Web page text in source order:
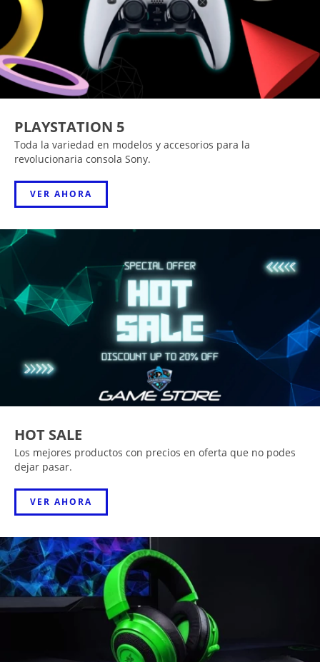
PLAYSTATION 5
Toda la variedad en modelos y accesorios para la
revolucionaria consola Sony.
VER AHORA
HOT SALE
Los mejores productos con precios en oferta que no podes
dejar pasar.
VER AHORA